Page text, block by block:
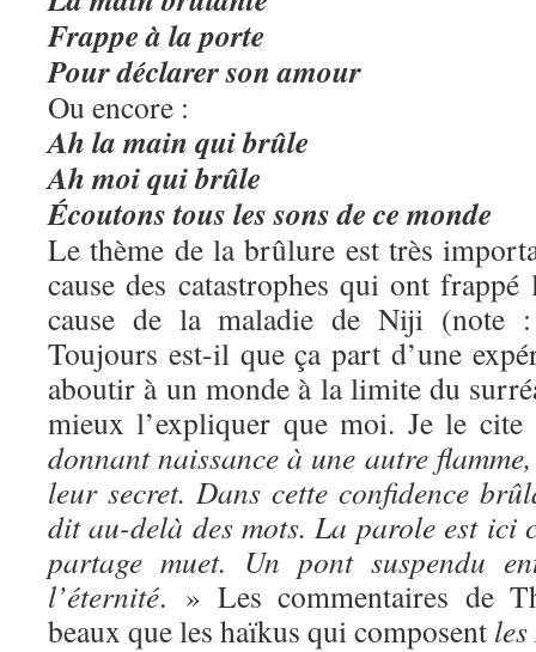
Frappe à la porte
Pour déclarer son amour
Ou encore :
Ah la main qui brûle
Ah moi qui brûle
Écoutons tous les sons de ce monde
Le thème de la brûlure est très
cause des catastrophes qui ont
cause de la maladie de Niji (note
Toujours est-il que ça part d’une
aboutir à un monde à la limite du
mieux l’expliquer que moi. Je le
donnant naissance à une autre
leur secret. Dans cette confidence
dit au-delà des mots. La parole est ici
partage muet. Un pont suspendu
l’éternité. » Les commentaires de
beaux que les haïkus qui composent